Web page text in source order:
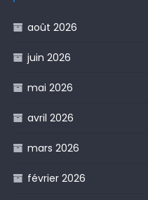
août 2026
juin 2026
mai 2026
avril 2026
mars 2026
février 2026